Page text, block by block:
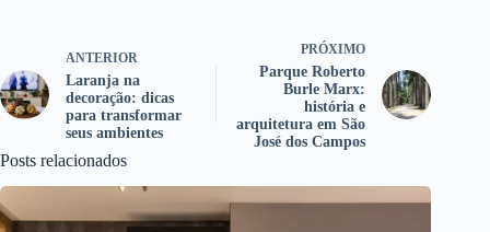
ANTERIOR
Laranja na
decoração: dicas
para transformar
seus ambientes
PRÓXIMO
Parque Roberto
Burle Marx:
história e
arquitetura em São
José dos Campos
Posts relacionados